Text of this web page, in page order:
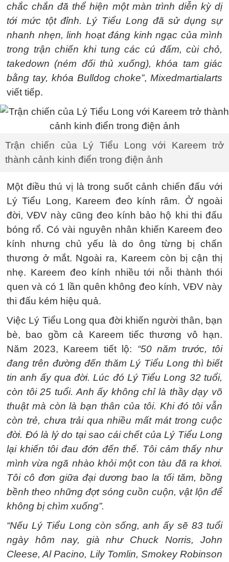
chắc chắn đã thể hiện một màn trình diễn kỳ dị
tới mức tột đỉnh. Lý Tiểu Long đã sử dụng sự
nhanh nhẹn, linh hoạt đáng kinh ngạc của mình
trong trận chiến khi tung các cú đấm, cùi chỏ,
takedown (ném đối thủ xuống), khóa tam giác
bằng tay, khóa Bulldog choke”, Mixedmartialarts
viết tiếp.
Trận chiến của Lý Tiểu Long với Kareem trở
thành cảnh kinh điển trong điện ảnh
Một điều thú vị là trong suốt cảnh chiến đấu với
Lý Tiểu Long, Kareem đeo kính râm. Ở ngoài
đời, VĐV này cũng đeo kính bảo hộ khi thi đấu
bóng rổ. Có vài nguyên nhân khiến Kareem đeo
kính nhưng chủ yếu là do ông từng bị chấn
thương ở mắt. Ngoài ra, Kareem còn bị cận thị
nhẹ. Kareem đeo kính nhiều tới nỗi thành thói
quen và có 1 lần quên không đeo kính, VĐV này
thi đấu kém hiệu quả.
Việc Lý Tiểu Long qua đời khiến người thân, bạn
bè, bao gồm cả Kareem tiếc thương vô hạn.
Năm 2023, Kareem tiết lộ: “50 năm trước, tôi
đang trên đường đến thăm Lý Tiểu Long thì biết
tin anh ấy qua đời. Lúc đó Lý Tiểu Long 32 tuổi,
còn tôi 25 tuổi. Anh ấy không chỉ là thầy dạy võ
thuật mà còn là bạn thân của tôi. Khi đó tôi vẫn
còn trẻ, chưa trải qua nhiều mất mát trong cuộc
đời. Đó là lý do tại sao cái chết của Lý Tiểu Long
lại khiến tôi đau đớn đến thế. Tôi cảm thấy như
mình vừa ngã nhào khỏi một con tàu đã ra khơi.
Tôi cô đơn giữa đại dương bao la tối tăm, bồng
bềnh theo những đợt sóng cuồn cuộn, vật lộn để
không bị chìm xuống”.
“Nếu Lý Tiểu Long còn sống, anh ấy sẽ 83 tuổi
ngày hôm nay, già như Chuck Norris, John
Cleese, Al Pacino, Lily Tomlin, Smokey Robinson